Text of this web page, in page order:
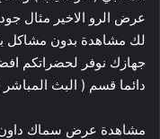
عرض الرو الاخير مثال
لك مشاهدة بدون مشاكل
جهازك نوفر لحضراتكم
دائما قسم ( البث المباشر
مشاهدة عرض سماك داون الاخير